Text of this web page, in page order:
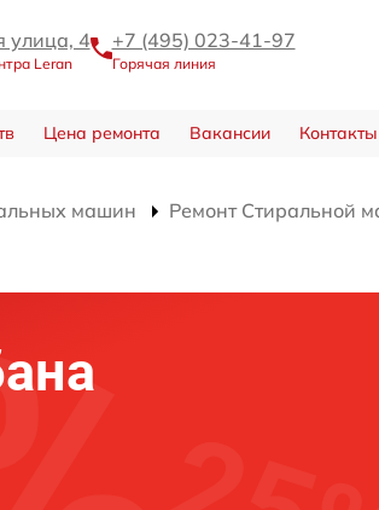
улица, 4
Leran
+7 (495) 023-41-97
Горячая линия
Цена ремонта Вакансии Контакты
машин
Ремонт Стиральной